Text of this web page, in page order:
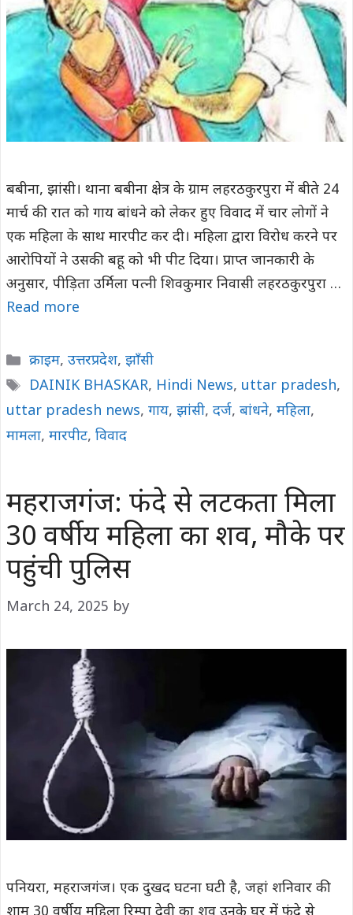
बबीना, झांसी। थाना बबीना क्षेत्र के ग्राम लहरठकुरपुरा में बीते 24
मार्च की रात को गाय बांधने को लेकर हुए विवाद में चार लोगों ने
एक महिला के साथ मारपीट कर दी। महिला द्वारा विरोध करने पर
आरोपियों ने उसकी बहू को भी पीट दिया। प्राप्त जानकारी के
अनुसार, पीड़िता उर्मिला पत्नी शिवकुमार निवासी लहरठकुरपुरा …
Read more
Categories
क्राइम, उत्तरप्रदेश, झाँसी
Tags
DAINIK BHASKAR, Hindi News, uttar pradesh,
uttar pradesh news, गाय, झांसी, दर्ज, बांधने, महिला,
मामला, मारपीट, विवाद
महराजगंज: फंदे से लटकता मिला
30 वर्षीय महिला का शव, मौके पर
पहुंची पुलिस
March 24, 2025 by
पनियरा, महराजगंज। एक दुखद घटना घटी है, जहां शनिवार की